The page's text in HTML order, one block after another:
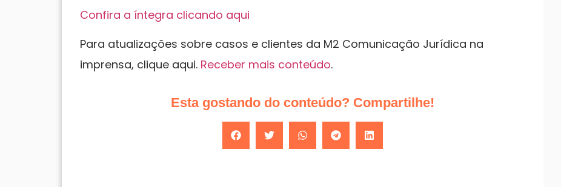
Confira a íntegra clicando aqui
Para atualizações sobre casos e clientes da M2 Comunicação Jurídica na
imprensa, clique aqui. Receber mais conteúdo.
Esta gostando do conteúdo? Compartilhe!